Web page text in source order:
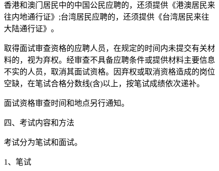
香港和澳门居民中的中国公民应聘的，还须提供《港澳居民来
往内地通行证》;台湾居民应聘的，还须提供《台湾居民来往
大陆通行证》。
取得面试审查资格的应聘人员，在规定的时间内未提交有关材
料的，视为弃权。经审查不具备应聘条件或提供材料主要信息
不实的人员，取消其面试资格。因弃权或取消资格造成的岗位
空缺，在笔试合格分数线(含)以上，按笔试成绩依次递补。
面试资格审查时间和地点另行通知。
四、考试内容和方法
考试分为笔试和面试。
1、笔试